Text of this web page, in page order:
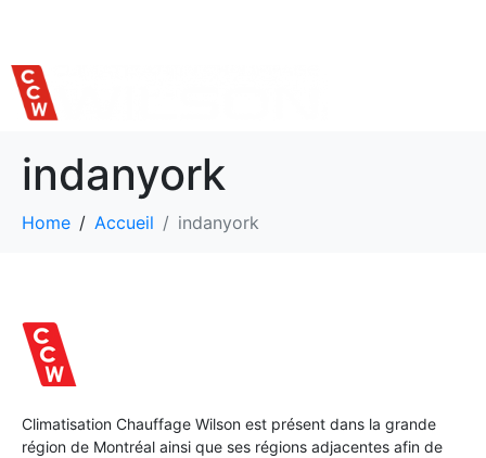
indanyork
Home Accueil indanyork
Climatisation Chauffage Wilson est présent dans la grande
région de Montréal ainsi que ses régions adjacentes afin de